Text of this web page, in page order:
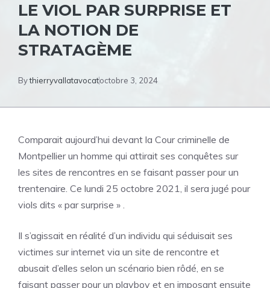
LE VIOL PAR SURPRISE ET
LA NOTION DE
STRATAGÈME
Bythierryvallatavocatoctobre 3, 2024
Comparait aujourd’hui devant la Cour criminelle de
Montpellier un homme qui attirait ses conquêtes sur
les sites de rencontres en se faisant passer pour un
trentenaire. Ce lundi 25 octobre 2021, il sera jugé pour
viols dits « par surprise » .
Il s’agissait en réalité d’un individu qui séduisait ses
victimes sur internet via un site de rencontre et
abusait d’elles selon un scénario bien rôdé, en se
faisant passer pour un playboy et en imposant ensuite